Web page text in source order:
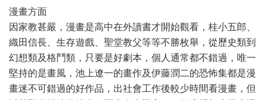
漫畫方面
因家教甚嚴，漫畫是高中在外讀書才開始觀看，桂小五郎、
織田信長、生存遊戲、聖堂教父等等不勝枚舉，從歷史類到
幻想類及格鬥類，只要是好劇本，個人通常都不錯過，唯一
堅持的是畫風，池上遼一的畫作及伊藤潤二的恐怖集都是漫
畫迷不可錯過的好作品，出社會工作後較少時間看漫畫，但